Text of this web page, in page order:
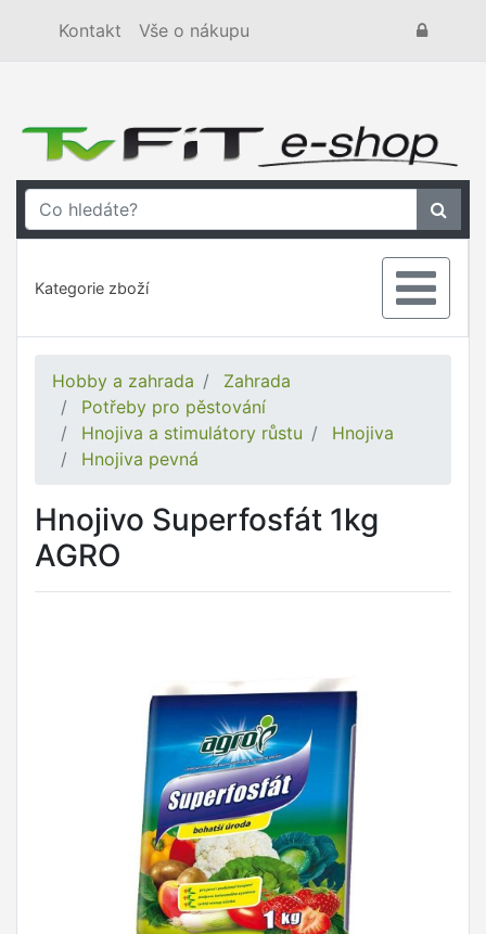
Kontakt Vše o nákupu
Kategorie zboží
Hobby a zahrada
Zahrada
Potřeby pro pěstování
Hnojiva a stimulátory růstu
Hnojiva
Hnojiva pevná
Hnojivo Superfosfát 1kg
AGRO